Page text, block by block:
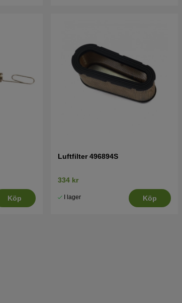
Köp
Luftfilter 496894S
334 kr
I lager Köp